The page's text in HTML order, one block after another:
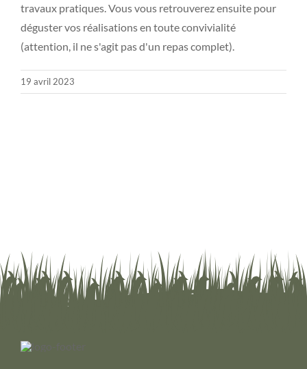
travaux pratiques. Vous vous retrouverez ensuite pour
déguster vos réalisations en toute convivialité
(attention, il ne s'agit pas d'un repas complet).
19 avril 2023